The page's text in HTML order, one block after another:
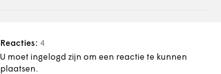
Reacties: 4
U moet ingelogd zijn om een reactie te kunnen
plaatsen.